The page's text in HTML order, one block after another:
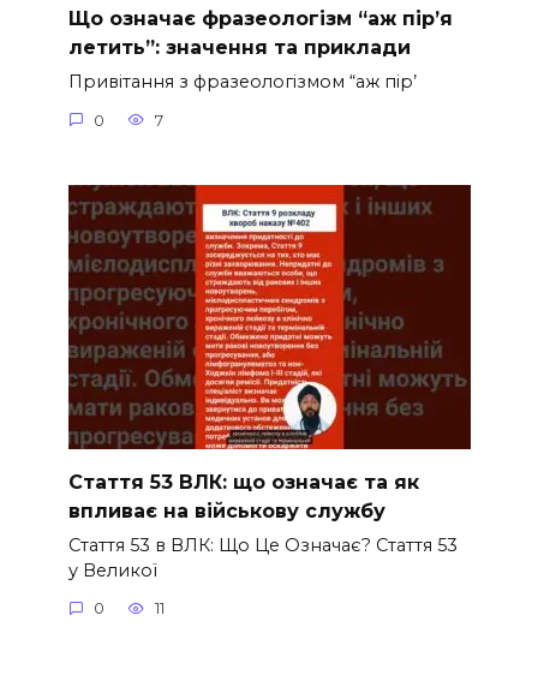
Що означає фразеологізм “аж пір’я
летить”: значення та приклади
Привітання з фразеологізмом “аж пір’
0 7
Стаття 53 ВЛК: що означає та як
впливає на військову службу
Стаття 53 в ВЛК: Що Це Означає? Стаття 53
у Великої
0 11